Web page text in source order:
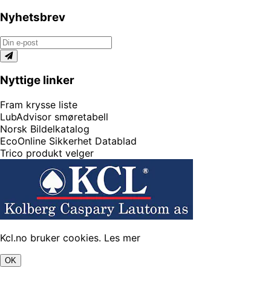
Nyhetsbrev
Nyttige linker
Fram krysse liste
LubAdvisor smøretabell
Norsk Bildelkatalog
EcoOnline Sikkerhet Datablad
Trico produkt velger
Kcl.no bruker cookies. Les mer
OK